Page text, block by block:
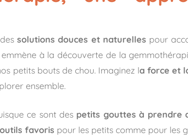
dessolutions douces et naturelles pour
emmène à la découverte de la
petits bouts de chou. Imaginez la force et
ensemble.
ce sont des petits gouttes à prendre
favoris pour les petits comme pour les